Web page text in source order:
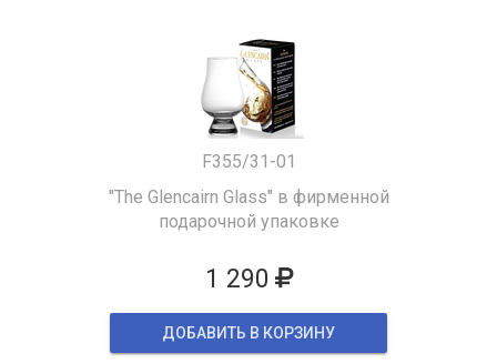
F355/31-01
"The Glencairn Glass" в фирменной
подарочной упаковке
1 290
ДОБАВИТЬ В КОРЗИНУ